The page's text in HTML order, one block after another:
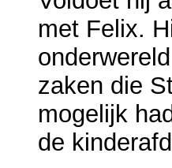
met Felix.
zaken die
mogelijk
de